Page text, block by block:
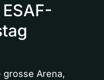
grosse Arena,